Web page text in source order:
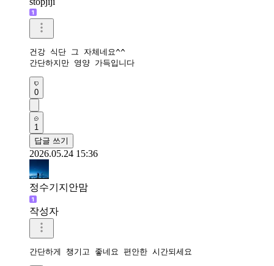
건강 식단 그 자체네요^^
0
1
답글 쓰기
2026.05.24 15:36
정수기지안맘
작성자
간단하게 챙기고 좋네요 편안한 시간되세요